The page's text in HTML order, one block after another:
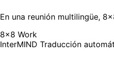
En una reunión multilingüe,
8x8 Work
InterMIND Traducción